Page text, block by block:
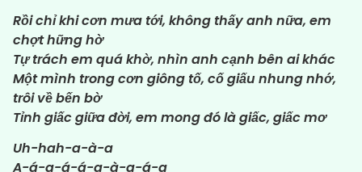
Rồi chỉ khi cơn mưa tới, không thấy anh nữa, em
chợt hững hờ
Tự trách em quá khờ, nhìn anh cạnh bên ai khác
Một mình trong cơn giông tố, cố giấu nhung nhớ,
trôi về bến bờ
Tỉnh giấc giữa đời, em mong đó là giấc, giấc mơ
Uh-hah-a-à-a
A-á-a-á-á-a-à-a-á-a